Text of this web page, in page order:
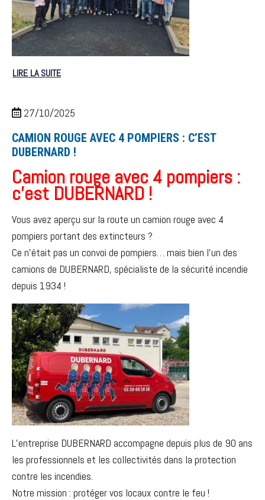
LIRE LA SUITE
27/10/2025
CAMION ROUGE AVEC 4 POMPIERS : C’EST
DUBERNARD !
Camion rouge avec 4 pompiers :
c’est DUBERNARD !
Vous avez aperçu sur la route un camion rouge avec 4
pompiers portant des extincteurs ?
Ce n’était pas un convoi de pompiers… mais bien l’un des
camions de DUBERNARD, spécialiste de la sécurité incendie
depuis 1934 !
L’entreprise DUBERNARD accompagne depuis plus de 90 ans
les professionnels et les collectivités dans la protection
contre les incendies.
Notre mission : protéger vos locaux contre le feu !